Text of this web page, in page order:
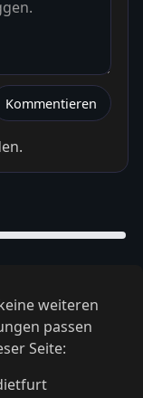
Kommentieren
weiteren
passen
Seite: